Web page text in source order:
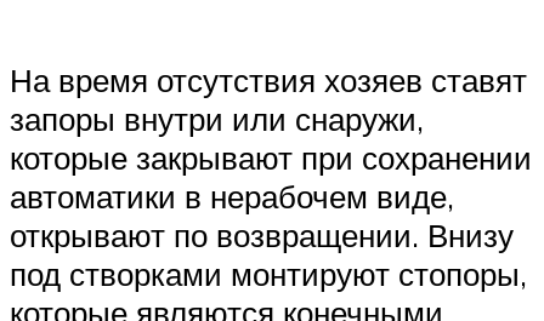
На время отсутствия хозяев ставят
запоры внутри или снаружи,
которые закрывают при сохранении
автоматики в нерабочем виде,
открывают по возвращении. Внизу
под створками монтируют стопоры,
которые являются конечными